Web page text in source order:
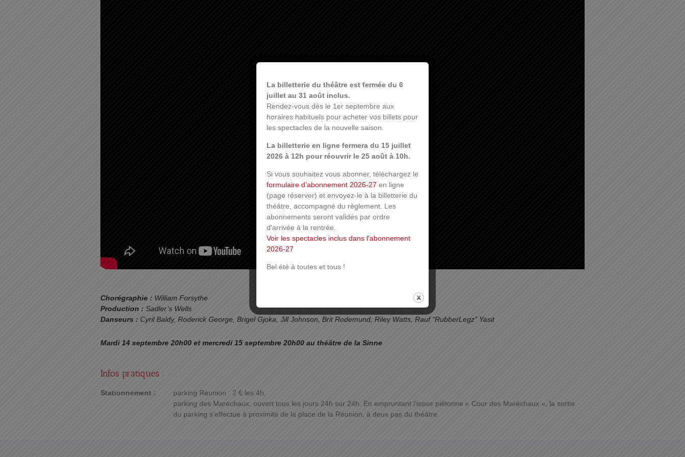
Chorégraphie : William Forsythe
Production : Sadler’s Wells
Danseurs : Cyril Baldy, Roderick George, Brigel Gjoka, Jill Johnson, Brit Rodemund, Riley Watts, Rauf “RubberLegz” Yasit
Mardi 14 septembre 20h00 et mercredi 15 septembre 20h00 au théâtre de la Sinne
Infos pratiques :
Stationnement :
parking Réunion : 2 € les 4h,
parking des Maréchaux, ouvert tous les jours 24h sur 24h. En empruntant l’issue piétonne « Cour des Maréchaux », la sortie
du parking s’effectue à proximité de la place de la Réunion, à deux pas du théâtre.
La billetterie du théâtre est fermée du 6
juillet au 31 août inclus.
Rendez-vous dès le 1er septembre aux
horaires habituels pour acheter vos billets pour
les spectacles de la nouvelle saison.
La billetterie en ligne fermera du 15 juillet
2026 à 12h pour réouvrir le 25 août à 10h.
Si vous souhaitez vous abonner, téléchargez le
formulaire d’abonnement 2026-27 en ligne
(page réserver) et envoyez-le à la billetterie du
théâtre, accompagné du règlement. Les
abonnements seront validés par ordre
d'arrivée à la rentrée.
Voir les spectacles inclus dans l'abonnement
2026-27
Bel été à toutes et tous !